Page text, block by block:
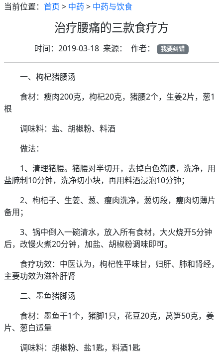
当前位置： 首页 > 中药 > 中药与饮食
治疗腰痛的三款食疗方
时间：2019-03-18 来源： 作者： 我要纠错
一、枸杞猪腰汤
食材：瘦肉200克，枸杞20克，猪腰2个，生姜2片，葱1
根
调味料：盐、胡椒粉、料酒
做法：
1、清理猪腰。猪腰对半切开，去掉白色筋膜，洗净，用
盐腌制10分钟，洗净切小块，再用料酒浸泡10分钟；
2、枸杞子、生姜、葱、瘦肉洗净，葱切段，瘦肉切薄片
备用；
3、锅中倒入一碗清水，放入所有食材，大火烧开5分钟
后，改慢火煮20分钟，加盐、胡椒粉调味即可。
食疗功效：中医认为，枸杞性平味甘，归肝、肺和肾经，
主要功效为滋补肝肾
二、墨鱼猪脚汤
食材：墨鱼干1个，猪脚1只，花豆20克，莴笋50克，姜
片、葱白适量
调味料：胡椒粉、盐1匙，料酒1匙